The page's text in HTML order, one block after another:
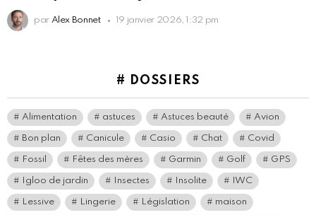
par Alex Bonnet 19 janvier 2026, 1:32 pm
# DOSSIERS
Alimentation astuces Astuces beauté Avion
Bon plan Canicule Casio Chat Covid
Fossil Fêtes des mères Garmin Golf GPS
Igloo de jardin Insectes Insolite IWC
Lessive Lingerie Législation maison